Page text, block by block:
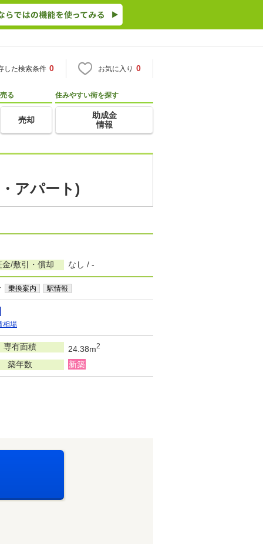
した検索条件 0 お気に入り 0
売る
売却
住みやすい街を探す
助成金
情報
アパート)
金/敷引・償却 なし / -
乗換案内 駅情報
相場
専有面積 24.38m2
築年数 新築